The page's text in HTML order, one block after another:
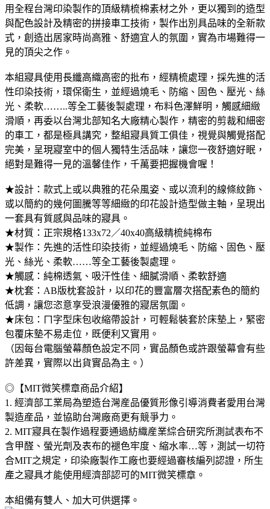
用全程台灣印染製作的頂級精梳棉素材之外，更以獨到的造型
與配色設計及精密的拼接車工技術，製作出別具品味的全新款
式，創造出居家時尚高雅、舒適宜人的氛圍，實為市場難得一
見的頂尖之作。
本組寢具使用長纖高織高密的批布，經精梳處理，採先進的活
性印染技術，環保衛生，並經過燒毛、防縮、固色、壓光、絲
光、柔軟……..等全工藝後製處理，布料色澤鮮明，觸感細緻
滑順，再委以台灣北部知名大廠精心製作，精密的剪裁和細密
的車工，都是極具講究，整組寢具質工俱佳，視覺與觸覺搭配
完美，呈現寢室中的個人獨特生活品味，讓您一夜舒適好眠，
絕對是難得一見的溫馨佳作，千萬要把握機會喔！
★設計：款式上或以典雅的花朵風姿、或以流利的線條紋飾、
或以簡約的幾何圖騰等等細緻的印花設計造型做主軸，呈現出
一套具有質感與品味的寢具。
★材質：正宗規格133x72／40x40高級精梳純棉布
★製作：先進的活性印染技術，並經過燒毛、防縮、固色、壓
光、絲光、柔軟……等全工藝後製處理。
★觸感：純棉透氣、吸汗性佳、細膩滑順、柔軟舒適
★枕套：AB版枕套設計，以印花的豐富層次搭配素色的簡約
低調，讓您恣意享受浪漫優雅的寢居氛圍。
★床包：ㄇ字型床包收縮帶設計，可輕鬆裝套於床墊上，緊密
包覆床墊不易走位，既便利又實用。
（因每台電腦螢幕顏色設定不同，實品顏色或許跟螢幕會有些
許差異，實際以出貨實品為主。）
◎【MIT微笑標章商品介紹】
1. 經濟部工業局為塑造台灣産品優質形像引導消費者愛用台灣
製造産品，並協助台灣廠商更有競爭力。
2. MIT寢具在製作過程要通過紡織産業綜合研究所測試表布不
含甲醛、螢光劑及表布的褪色牢度、縮水率…等，測試一切符
合MIT之規定，印染廠製作工廠也要經過審核編列認證，所生
產之寢具才能使用經濟部認可的MIT微笑標章。
本組備有雙人、加大可供選擇。